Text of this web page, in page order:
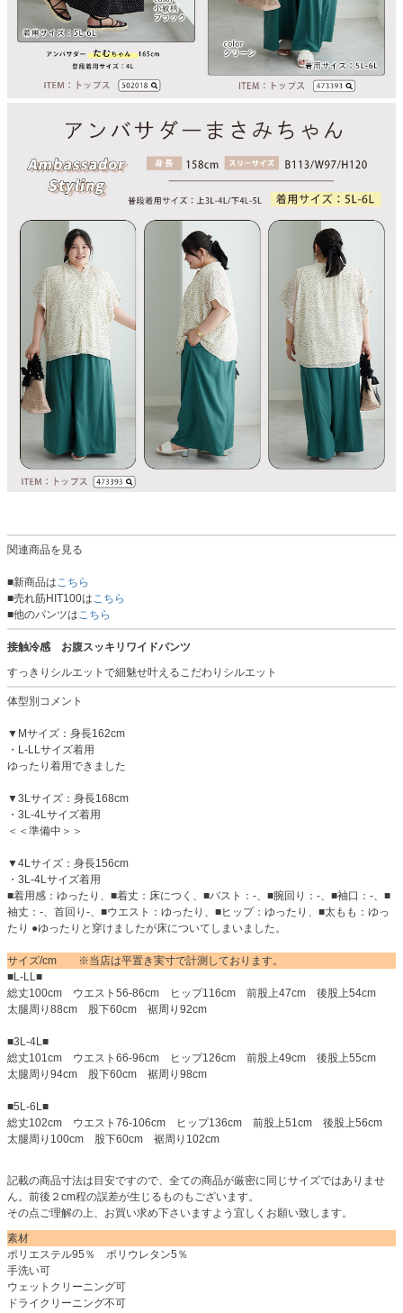
関連商品を見る
■新商品はこちら
■売れ筋HIT100はこちら
■他のパンツはこちら
接触冷感 お腹スッキリワイドパンツ
すっきりシルエットで細魅せ叶えるこだわりシルエット
体型別コメント
▼Mサイズ：身長162cm
・L-LLサイズ着用
ゆったり着用できました
▼3Lサイズ：身長168cm
・3L-4Lサイズ着用
＜＜準備中＞＞
▼4Lサイズ：身長156cm
・3L-4Lサイズ着用
■着用感：ゆったり、■着丈：床につく、■バスト：-、■腕回り：-、■袖口：-、■
袖丈：-、首回り-、■ウエスト：ゆったり、■ヒップ：ゆったり、■太もも：ゆっ
たり ●ゆったりと穿けましたが床についてしまいました。
サイズ/cm ※当店は平置き実寸で計測しております。
■L-LL■
総丈100cm ウエスト56-86cm ヒップ116cm 前股上47cm 後股上54cm
太腿周り88cm 股下60cm 裾周り92cm
■3L-4L■
総丈101cm ウエスト66-96cm ヒップ126cm 前股上49cm 後股上55cm
太腿周り94cm 股下60cm 裾周り98cm
■5L-6L■
総丈102cm ウエスト76-106cm ヒップ136cm 前股上51cm 後股上56cm
太腿周り100cm 股下60cm 裾周り102cm
記載の商品寸法は目安ですので、全ての商品が厳密に同じサイズではありませ
ん。前後２cm程の誤差が生じるものもございます。
その点ご理解の上、お買い求め下さいますよう宜しくお願い致します。
素材
ポリエステル95％ ポリウレタン5％
手洗い可
ウェットクリーニング可
ドライクリーニング不可